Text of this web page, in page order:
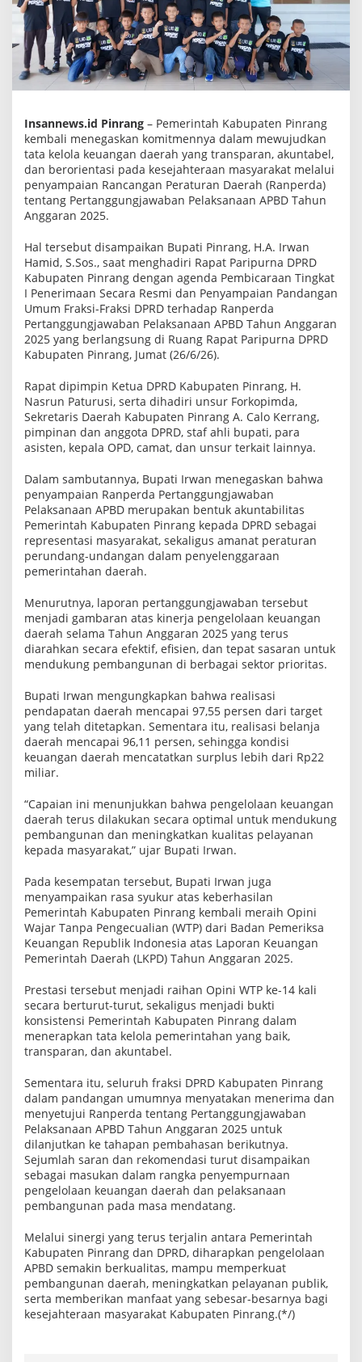
a
n
g
u
n
g
j
a
b
a
n
A
P
B
2
5
,
P
e
n
g
e
o
a
a
n
K
e
u
a
g
a
n
P
i
n
r
K
e
m
b
a
l
u
a
i
A
p
r
a
s
i
Insannews.id Pinrang – Pemerintah Kabupaten Pinrang
kembali menegaskan komitmennya dalam mewujudkan
tata kelola keuangan daerah yang transparan, akuntabel,
dan berorientasi pada kesejahteraan masyarakat melalui
penyampaian Rancangan Peraturan Daerah (Ranperda)
tentang Pertanggungjawaban Pelaksanaan APBD Tahun
Anggaran 2025.
Hal tersebut disampaikan Bupati Pinrang, H.A. Irwan
Hamid, S.Sos., saat menghadiri Rapat Paripurna DPRD
Kabupaten Pinrang dengan agenda Pembicaraan Tingkat
I Penerimaan Secara Resmi dan Penyampaian Pandangan
Umum Fraksi-Fraksi DPRD terhadap Ranperda
Pertanggungjawaban Pelaksanaan APBD Tahun Anggaran
2025 yang berlangsung di Ruang Rapat Paripurna DPRD
Kabupaten Pinrang, Jumat (26/6/26).
Rapat dipimpin Ketua DPRD Kabupaten Pinrang, H.
Nasrun Paturusi, serta dihadiri unsur Forkopimda,
Sekretaris Daerah Kabupaten Pinrang A. Calo Kerrang,
pimpinan dan anggota DPRD, staf ahli bupati, para
asisten, kepala OPD, camat, dan unsur terkait lainnya.
Dalam sambutannya, Bupati Irwan menegaskan bahwa
penyampaian Ranperda Pertanggungjawaban
Pelaksanaan APBD merupakan bentuk akuntabilitas
Pemerintah Kabupaten Pinrang kepada DPRD sebagai
representasi masyarakat, sekaligus amanat peraturan
perundang-undangan dalam penyelenggaraan
pemerintahan daerah.
Menurutnya, laporan pertanggungjawaban tersebut
menjadi gambaran atas kinerja pengelolaan keuangan
daerah selama Tahun Anggaran 2025 yang terus
diarahkan secara efektif, efisien, dan tepat sasaran untuk
mendukung pembangunan di berbagai sektor prioritas.
Bupati Irwan mengungkapkan bahwa realisasi
pendapatan daerah mencapai 97,55 persen dari target
yang telah ditetapkan. Sementara itu, realisasi belanja
daerah mencapai 96,11 persen, sehingga kondisi
keuangan daerah mencatatkan surplus lebih dari Rp22
miliar.
“Capaian ini menunjukkan bahwa pengelolaan keuangan
daerah terus dilakukan secara optimal untuk mendukung
pembangunan dan meningkatkan kualitas pelayanan
kepada masyarakat,” ujar Bupati Irwan.
Pada kesempatan tersebut, Bupati Irwan juga
menyampaikan rasa syukur atas keberhasilan
Pemerintah Kabupaten Pinrang kembali meraih Opini
Wajar Tanpa Pengecualian (WTP) dari Badan Pemeriksa
Keuangan Republik Indonesia atas Laporan Keuangan
Pemerintah Daerah (LKPD) Tahun Anggaran 2025.
Prestasi tersebut menjadi raihan Opini WTP ke-14 kali
secara berturut-turut, sekaligus menjadi bukti
konsistensi Pemerintah Kabupaten Pinrang dalam
menerapkan tata kelola pemerintahan yang baik,
transparan, dan akuntabel.
Sementara itu, seluruh fraksi DPRD Kabupaten Pinrang
dalam pandangan umumnya menyatakan menerima dan
menyetujui Ranperda tentang Pertanggungjawaban
Pelaksanaan APBD Tahun Anggaran 2025 untuk
dilanjutkan ke tahapan pembahasan berikutnya.
Sejumlah saran dan rekomendasi turut disampaikan
sebagai masukan dalam rangka penyempurnaan
pengelolaan keuangan daerah dan pelaksanaan
pembangunan pada masa mendatang.
Melalui sinergi yang terus terjalin antara Pemerintah
Kabupaten Pinrang dan DPRD, diharapkan pengelolaan
APBD semakin berkualitas, mampu memperkuat
pembangunan daerah, meningkatkan pelayanan publik,
serta memberikan manfaat yang sebesar-besarnya bagi
kesejahteraan masyarakat Kabupaten Pinrang.(*/)